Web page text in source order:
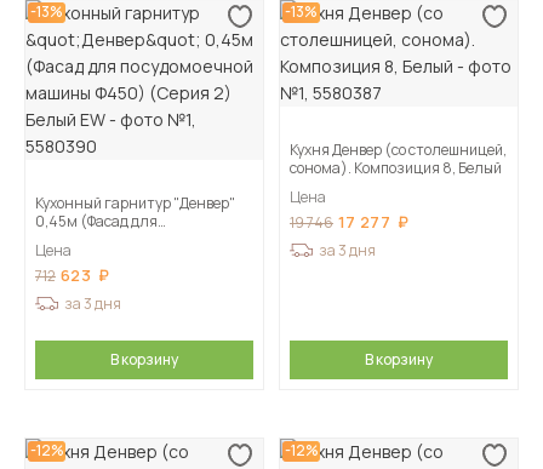
-13%
Кухонный гарнитур "Денвер"
0,45м (Фасад для
(Серия 2) Белый EW
Цена
712 623
за 3 дня
В корзину
-13%
Кухня Денвер (со столешницей,
сонома). Композиция 8, Белый
Цена
19 746 17 277
за 3 дня
В корзину
-12% -12%